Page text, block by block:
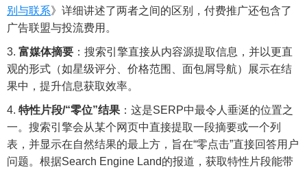
别与联系》详细讲述了两者之间的区别，付费推广还包含了
广告联盟与投流费用。
富媒体摘要 ：搜索引擎直接从内容源提取信息，并以更直
观的形式（如星级评分、价格范围、面包屑导航）展示在结
果中，提升信息获取效率。
特性片段/“零位”结果 ：这是SERP中最令人垂涎的位置之
一。搜索引擎会从某个网页中直接提取一段摘要或一个列
表，并显示在自然结果的最上方，旨在“零点击”直接回答用户
问题。根据Search Engine Land的报道，获取特性片段能带